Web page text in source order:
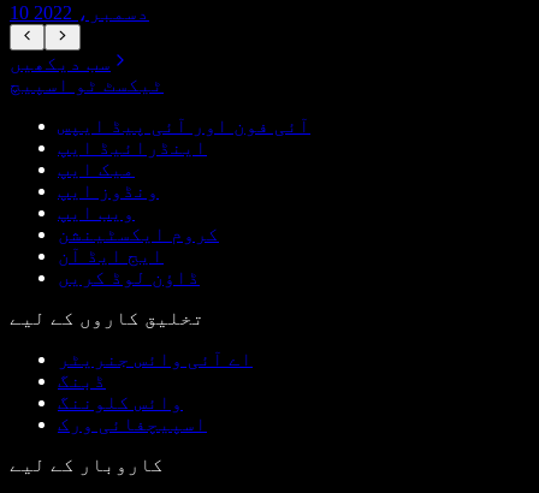
10 دسمبر، 2022
سب دیکھیں
ٹیکسٹ ٹو اسپیچ
آئی فون اور آئی پیڈ ایپس
اینڈرائیڈ ایپ
میک ایپ
ونڈوز ایپ
ویب ایپ
کروم ایکسٹینشن
ایج ایڈ آن
ڈاؤن لوڈ کریں
تخلیق کاروں کے لیے
اے آئی وائس جنریٹر
ڈبنگ
وائس کلوننگ
اسپیچفائی ورک
کاروبار کے لیے